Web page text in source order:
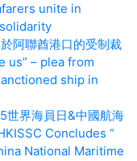
unite in
阿聯酋港口的受制裁
us” – plea from
ship in
世界海員日&中國航海
Concludes “
National Maritime